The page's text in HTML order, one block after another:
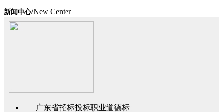
新闻中心/New Center
广东省招标投标职业道德标